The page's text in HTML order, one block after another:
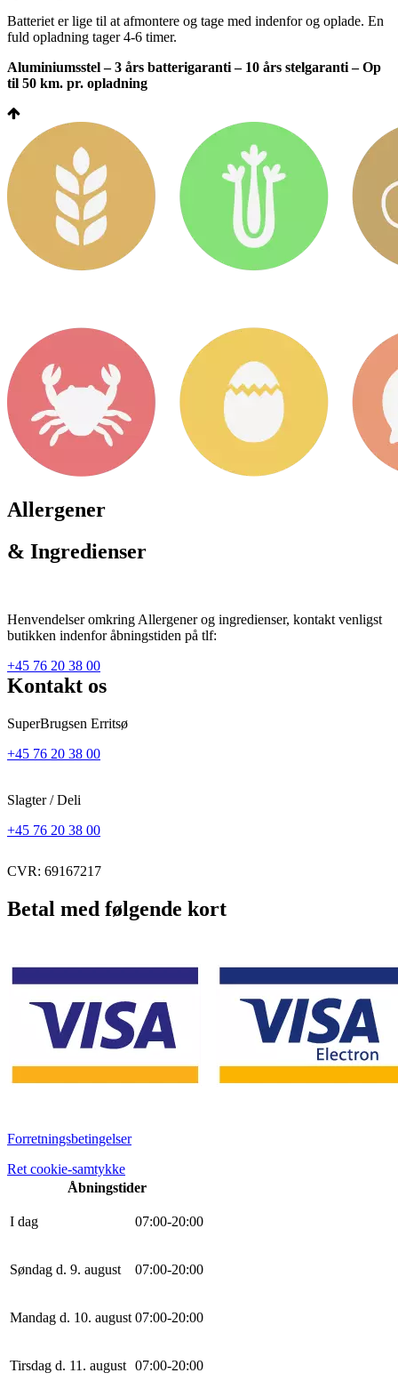
Batteriet er lige til at afmontere og tage med indenfor og oplade. En
fuld opladning tager 4-6 timer.
Aluminiumsstel – 3 års batterigaranti – 10 års stelgaranti – Op
til 50 km. pr. opladning
Allergener
& Ingredienser
Henvendelser omkring Allergener og ingredienser, kontakt venligst
butikken indenfor åbningstiden på tlf:
+45 76 20 38 00
Kontakt os
SuperBrugsen Erritsø
+45 76 20 38 00
Slagter / Deli
+45 76 20 38 00
CVR: 69167217
Betal med følgende kort
Forretningsbetingelser
Ret cookie-samtykke
Åbningstider
I dag 07:00-20:00
Søndag d. 9. august 07:00-20:00
Mandag d. 10. august 07:00-20:00
Tirsdag d. 11. august 07:00-20:00